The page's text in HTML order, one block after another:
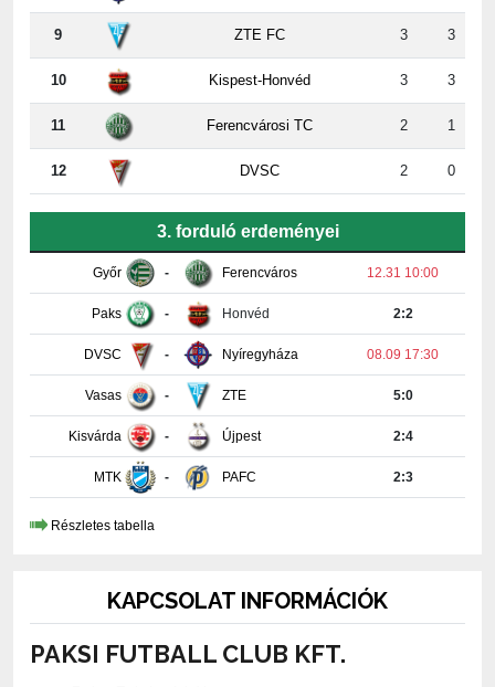
10 Kispest-Honvéd 3 3
11 Ferencvárosi TC 2 1
12 DVSC 2 0
- Ferencváros
Paks Honvéd 2:2
DVSC Nyíregyháza 08.09 17:30
Vasas ZTE 5:0
Kisvárda Újpest 2:4
MTK PAFC 2:3
Részletes tabella
PAKSI FUTBALL CLUB KFT.
7030 Paks, Fehérvári út 29.